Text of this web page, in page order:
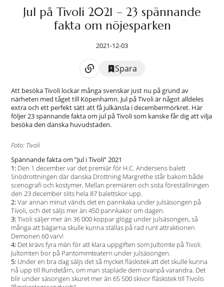
Jul på Tivoli 2021 – 23 spännande
fakta om nöjesparken
2021-12-03
Spara
Att besöka Tivoli lockar många svenskar just nu på grund av
närheten med tåget till Köpenhamn. Jul på Tivoli är något alldeles
extra och ett perfekt sätt att få julkänsla i decembermörkret. Här
följer 23 spännande fakta om jul på Tivoli som kanske får dig att vilja
besöka den danska huvudstaden.
Foto: Tivoli
Spännande fakta om ”Jul i Tivoli” 2021
1:Den 1 december var det premiär för H.C. Andersens balett
Snödrottningen där danska Drottning Margrethe står bakom både
scenografi och kostymer. Mellan premiären och sista föreställningen
den 23 december slits hela 87 balettskor upp.
2:Var annan minut vänds det en pannkaka under julsäsongen på
Tivoli, och det säljs mer än 450 pannkakor om dagen.
3:Tivoli säljer mer än 36 000 koppar glögg under julsäsongen, så
många att bägarna skulle kunna ställas på rad runt attraktionen
Demonen 60 varv!
4:Det krävs fyra män för att klara uppgiften som Jultomte på Tivoli.
Jultomten bor på Pantomimteatern under julsäsongen.
5:Under en bra dag säljs det så mycket fläskstek att det skulle kunna
nå upp till Rundetårn, om man staplade dem ovanpå varandra. Det
blir under säsongen skuret mer än 65 500 skivor fläskstek till Tivolis